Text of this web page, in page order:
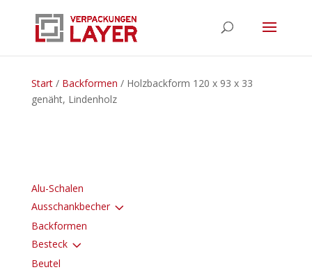
Start/ Backformen / Holzbackform 120 x 93 x 33
genäht, Lindenholz
Alu-Schalen
Ausschankbecher3
Backformen
Besteck3
Beutel